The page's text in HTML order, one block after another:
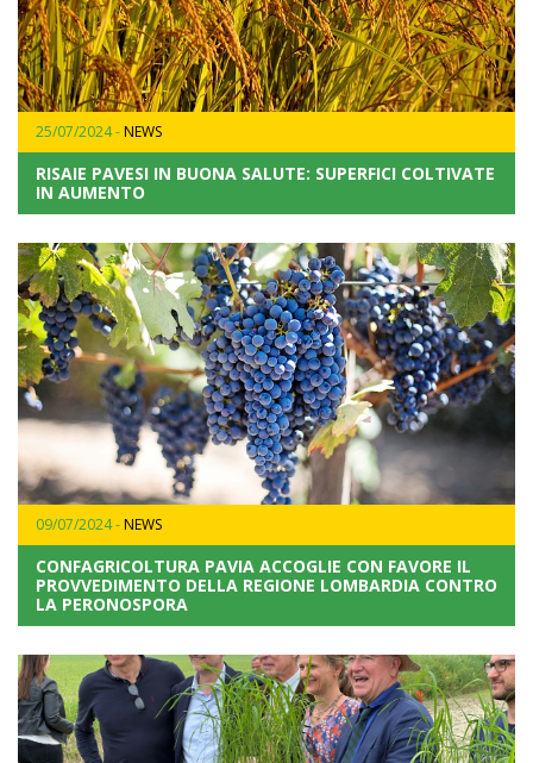
25/07/2024 -NEWS
RISAIE PAVESI IN BUONA SALUTE: SUPERFICI COLTIVATE
IN AUMENTO
09/07/2024 -NEWS
CONFAGRICOLTURA PAVIA ACCOGLIE CON FAVORE IL
PROVVEDIMENTO DELLA REGIONE LOMBARDIA CONTRO
LA PERONOSPORA